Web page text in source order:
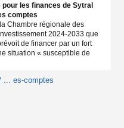
les finances de Sytral
comptes
Chambre régionale des
2024-2033 que
de financer par un fort
situation « susceptible de
... es-comptes